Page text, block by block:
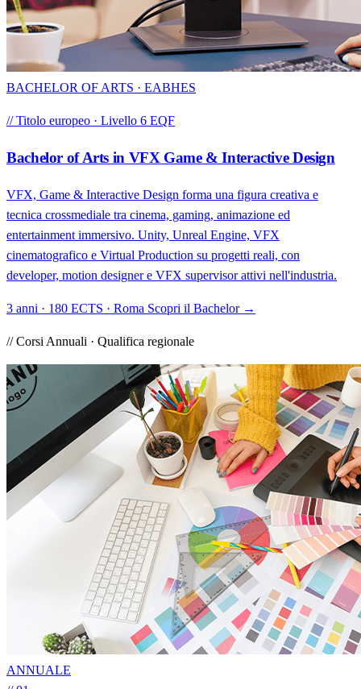
BACHELOR OF ARTS · EABHES
// Titolo europeo · Livello 6 EQF
Bachelor of Arts in VFX Game & Interactive Design
VFX, Game & Interactive Design forma una figura creativa e
tecnica crossmediale tra cinema, gaming, animazione ed
entertainment immersivo. Unity, Unreal Engine, VFX
cinematografico e Virtual Production su progetti reali, con
developer, motion designer e VFX supervisor attivi nell'industria.
3 anni · 180 ECTS · Roma Scopri il Bachelor →
// Corsi Annuali · Qualifica regionale
ANNUALE